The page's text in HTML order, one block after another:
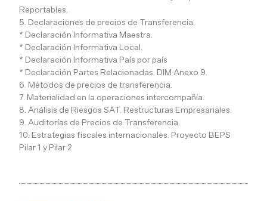
Reportables.
5. Declaraciones de precios de Transferencia.
* Declaración Informativa Maestra.
* Declaración Informativa Local.
* Declaración Informativa País por país
* Declaración Partes Relacionadas. DIM Anexo 9.
6. Métodos de precios de transferencia.
7. Materialidad en la operaciones intercompañía.
8. Análisis de Riesgos SAT. Restructuras Empresariales.
9. Auditorías de Precios de Transferencia.
10. Estrategias fiscales internacionales. Proyecto BEPS
Pilar 1 y Pilar 2